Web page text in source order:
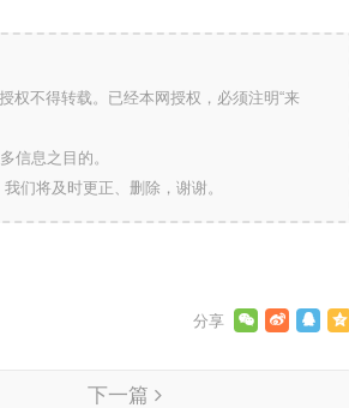
权不得转载。已经本网授权，必须注明“来
信息之目的。
们将及时更正、删除，谢谢。
下一篇